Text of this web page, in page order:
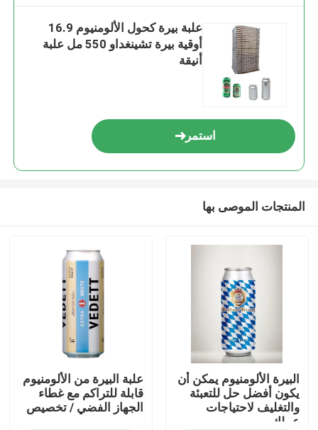
مسكن
علبة بيرة كحول الألومنيوم 16.9
أوقية بيرة تشينغداو 550 مل علبة
أنيقة
استمر
المنتجات الموصى بها
البيرة الألومنيوم يمكن أن
يكون أفضل حل للتعبئة
والتغليف لاحتياجات
عملك
علبة البيرة من الألومنيوم
قابلة للتراكم مع غطاء
الجهاز الفضي / تخصيص